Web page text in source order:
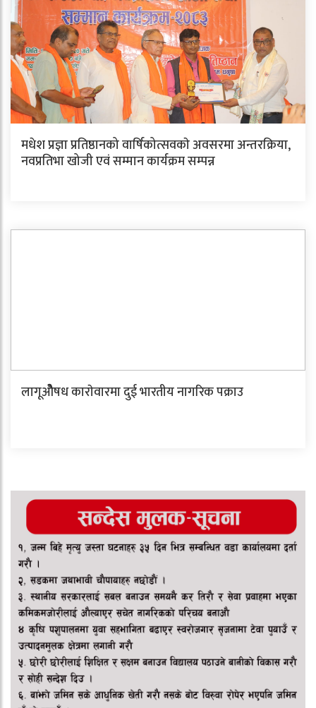
मधेश प्रज्ञा प्रतिष्ठानको वार्षिकोत्सवकाे अवसरमा अन्तरक्रिया,
नवप्रतिभा खोजी एवं सम्मान कार्यक्रम सम्पन्न
लागूओेेैषध काराेवारमा दुई भारतीय नागरिक पक्राउ